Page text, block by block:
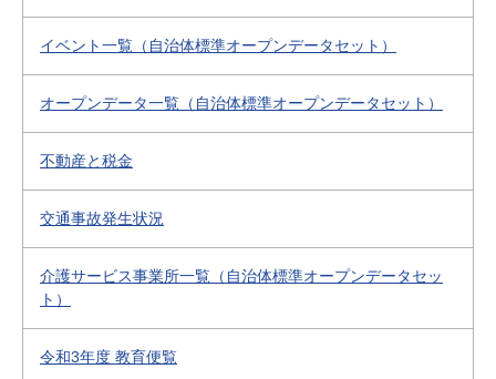
イベント一覧（自治体標準オープンデータセット）
オープンデータ一覧（自治体標準オープンデータセット）
不動産と税金
交通事故発生状況
介護サービス事業所一覧（自治体標準オープンデータセッ
ト）
令和3年度 教育便覧